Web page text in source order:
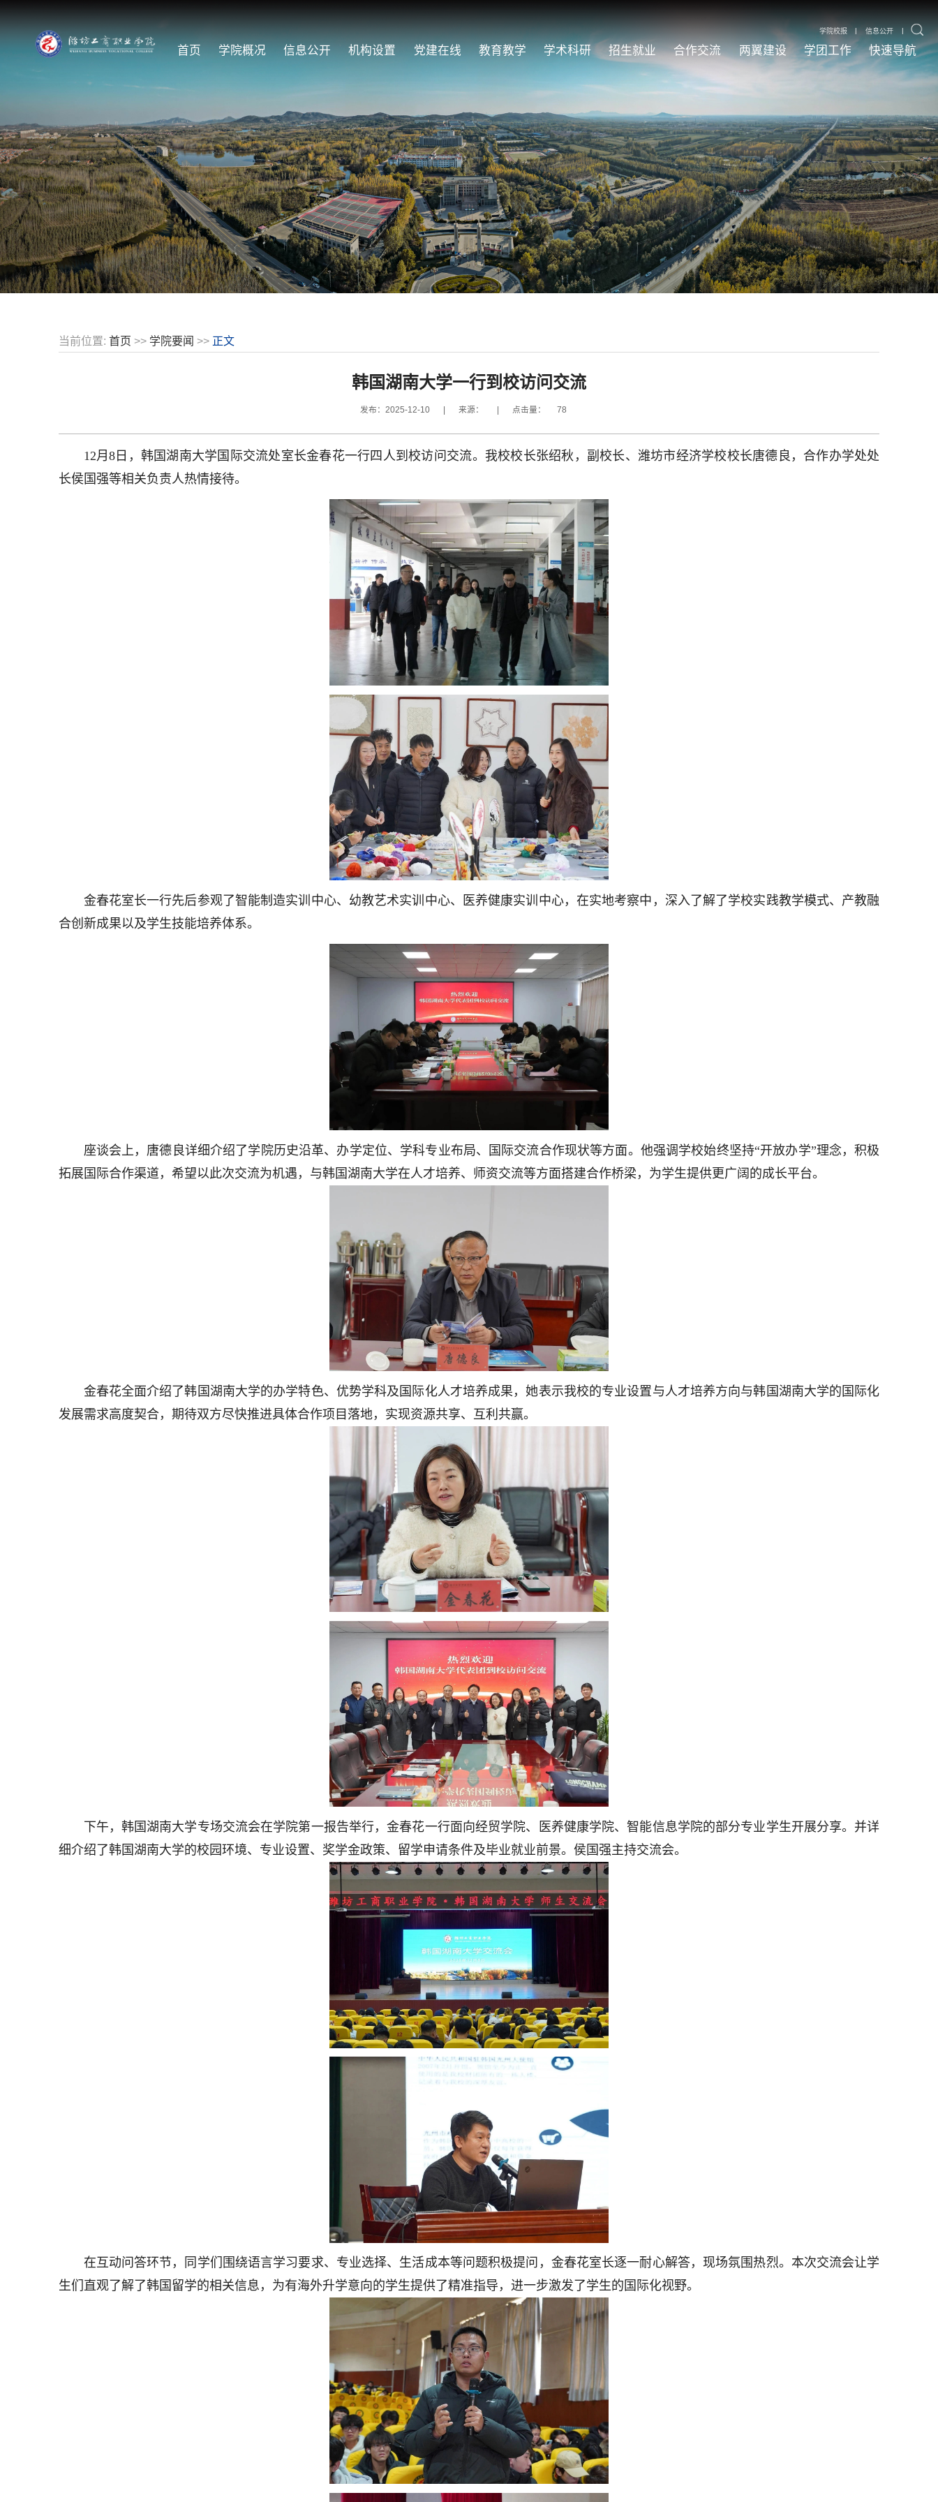
学院校报 | 信息公开 |
首页 学院概况 信息公开 机构设置 党建在线 教育教学 学术科研 招生就业 合作交流 两翼建设 学团工作 快速导航
当前位置: 首页 >> 学院要闻 >> 正文
韩国湖南大学一行到校访问交流
发布：2025-12-10 | 来源： | 点击量： 78
12月8日，韩国湖南大学国际交流处室长金春花一行四人到校访问交流。我校校长张绍秋，副校长、潍坊市经济学校校长唐德良，合作办学处处
长侯国强等相关负责人热情接待。
金春花室长一行先后参观了智能制造实训中心、幼教艺术实训中心、医养健康实训中心，在实地考察中，深入了解了学校实践教学模式、产教融
合创新成果以及学生技能培养体系。
座谈会上，唐德良详细介绍了学院历史沿革、办学定位、学科专业布局、国际交流合作现状等方面。他强调学校始终坚持“开放办学”理念，积极
拓展国际合作渠道，希望以此次交流为机遇，与韩国湖南大学在人才培养、师资交流等方面搭建合作桥梁，为学生提供更广阔的成长平台。
金春花全面介绍了韩国湖南大学的办学特色、优势学科及国际化人才培养成果，她表示我校的专业设置与人才培养方向与韩国湖南大学的国际化
发展需求高度契合，期待双方尽快推进具体合作项目落地，实现资源共享、互利共赢。
下午，韩国湖南大学专场交流会在学院第一报告举行，金春花一行面向经贸学院、医养健康学院、智能信息学院的部分专业学生开展分享。并详
细介绍了韩国湖南大学的校园环境、专业设置、奖学金政策、留学申请条件及毕业就业前景。侯国强主持交流会。
在互动问答环节，同学们围绕语言学习要求、专业选择、生活成本等问题积极提问，金春花室长逐一耐心解答，现场氛围热烈。本次交流会让学
生们直观了解了韩国留学的相关信息，为有海外升学意向的学生提供了精准指导，进一步激发了学生的国际化视野。